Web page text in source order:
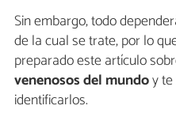
Sin embargo, todo
de la cual se trate, por lo
preparado este artículo
venenosos del mundoy
identificarlos.